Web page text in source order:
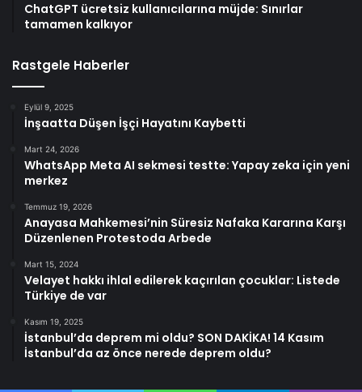
ChatGPT ücretsiz kullanıcılarına müjde: Sınırlar
tamamen kalkıyor
Rastgele Haberler
Eylül 9, 2025
İnşaatta Düşen İşçi Hayatını Kaybetti
Mart 24, 2026
WhatsApp Meta AI sekmesi testte: Yapay zeka için yeni
merkez
Temmuz 19, 2026
Anayasa Mahkemesi’nin Süresiz Nafaka Kararına Karşı
Düzenlenen Protestoda Arbede
Mart 15, 2024
Velayet hakkı ihlal edilerek kaçırılan çocuklar: Listede
Türkiye de var
Kasım 19, 2025
İstanbul’da deprem mi oldu? SON DAKİKA! 14 Kasım
İstanbul’da az önce nerede deprem oldu?